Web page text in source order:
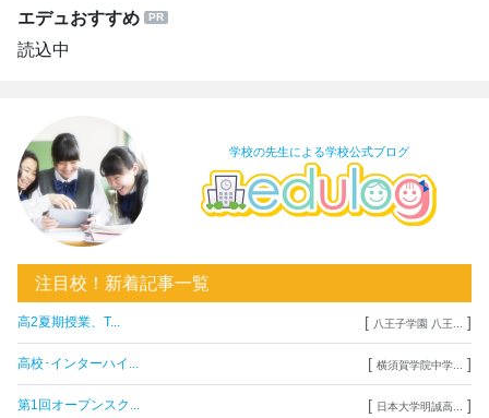
エデュおすすめ
読込中
学校の先生による学校公式ブログ
注目校！新着記事一覧
高2夏期授業、T... [ 八王子学園 八王... ]
高校･インターハイ... [ 横須賀学院中学... ]
第1回オープンスク... [ 日本大学明誠高... ]